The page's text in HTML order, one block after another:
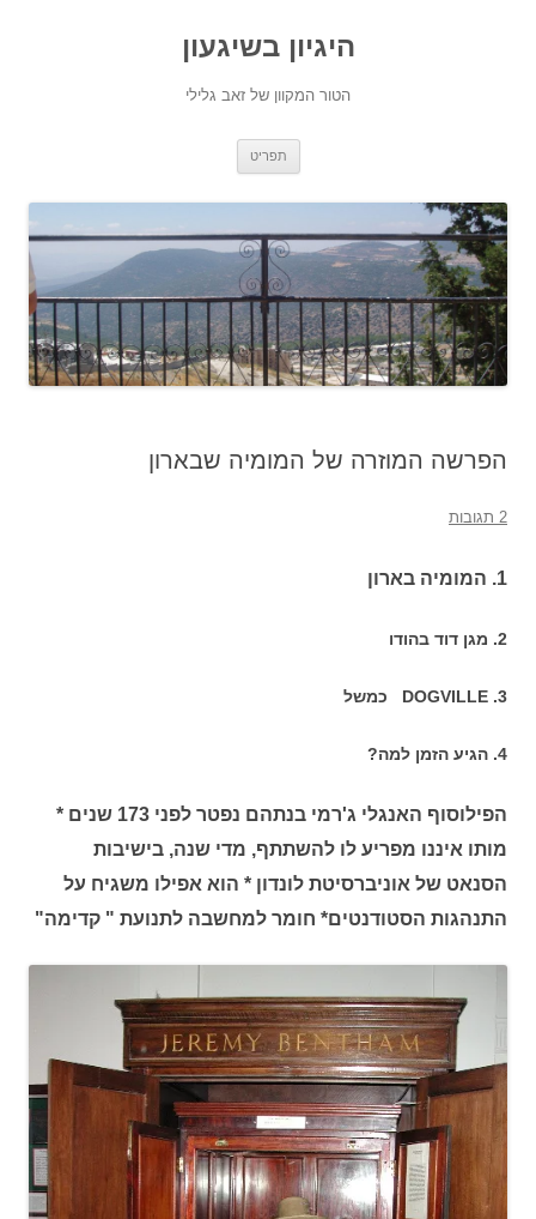
היגיון בשיגעון
הטור המקוון של זאב גלילי
תפריט
הפרשה המוזרה של המומיה שבארון
2 תגובות
1. המומיה בארון
2. מגן דוד בהודו
DOGVILLE .3 כמשל
4. הגיע הזמן למה?
הפילוסוף האנגלי ג'רמי בנתהם נפטר לפני 173 שנים *
מותו איננו מפריע לו להשתתף, מדי שנה, בישיבות
הסנאט של אוניברסיטת לונדון * הוא אפילו משגיח על
התנהגות הסטודנטים* חומר למחשבה לתנועת " קדימה"